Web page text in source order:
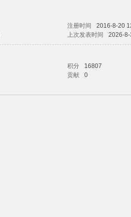
注册时间
2016-8-20
上次发表时间 2026-
积分
16807
贡献 0